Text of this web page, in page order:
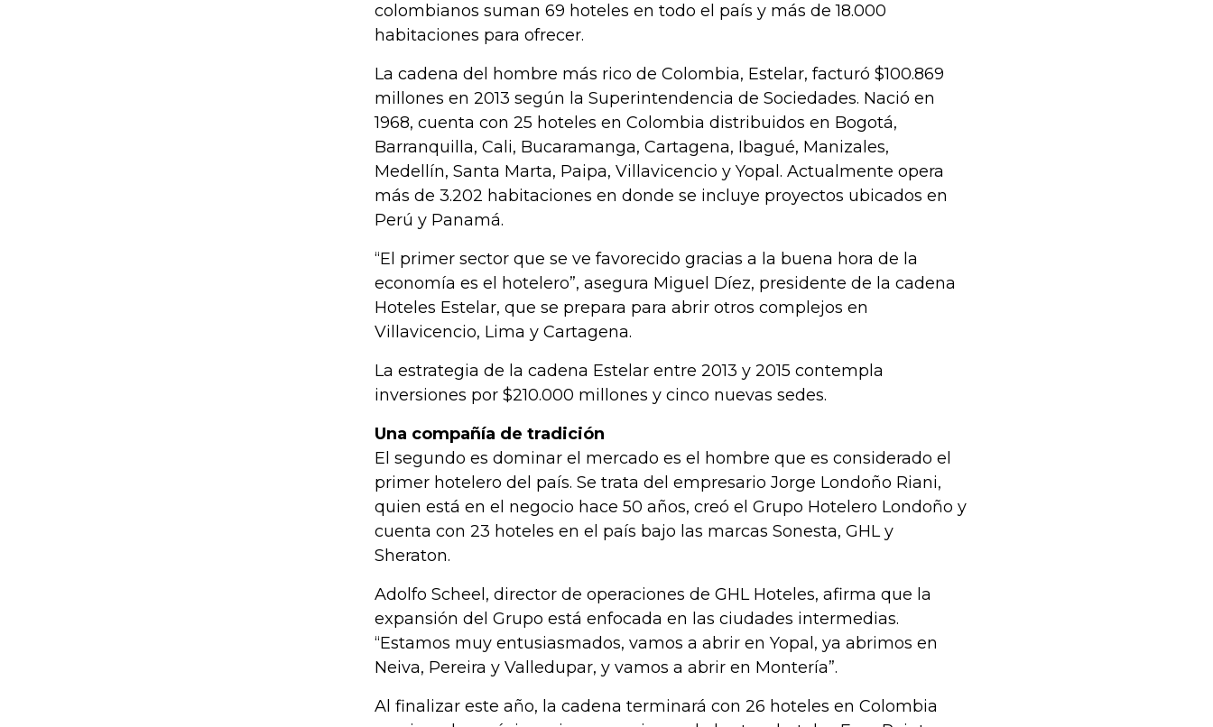
colombianos suman 69 hoteles en todo el país y más de 18.000
habitaciones para ofrecer.
La cadena del hombre más rico de Colombia, Estelar, facturó $100.869
millones en 2013 según la Superintendencia de Sociedades. Nació en
1968, cuenta con 25 hoteles en Colombia distribuidos en Bogotá,
Barranquilla, Cali, Bucaramanga, Cartagena, Ibagué, Manizales,
Medellín, Santa Marta, Paipa, Villavicencio y Yopal. Actualmente opera
más de 3.202 habitaciones en donde se incluye proyectos ubicados en
Perú y Panamá.
“El primer sector que se ve favorecido gracias a la buena hora de la
economía es el hotelero”, asegura Miguel Díez, presidente de la cadena
Hoteles Estelar, que se prepara para abrir otros complejos en
Villavicencio, Lima y Cartagena.
La estrategia de la cadena Estelar entre 2013 y 2015 contempla
inversiones por $210.000 millones y cinco nuevas sedes.
Una compañía de tradición
El segundo es dominar el mercado es el hombre que es considerado el
primer hotelero del país. Se trata del empresario Jorge Londoño Riani,
quien está en el negocio hace 50 años, creó el Grupo Hotelero Londoño y
cuenta con 23 hoteles en el país bajo las marcas Sonesta, GHL y
Sheraton.
Adolfo Scheel, director de operaciones de GHL Hoteles, afirma que la
expansión del Grupo está enfocada en las ciudades intermedias.
“Estamos muy entusiasmados, vamos a abrir en Yopal, ya abrimos en
Neiva, Pereira y Valledupar, y vamos a abrir en Montería”.
Al finalizar este año, la cadena terminará con 26 hoteles en Colombia